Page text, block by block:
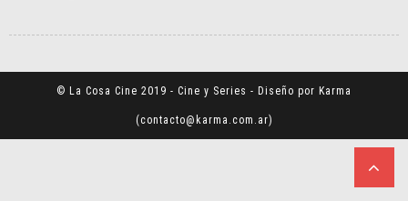
© La Cosa Cine 2019 - Cine y Series - Diseño por Karma
(contacto@karma.com.ar)